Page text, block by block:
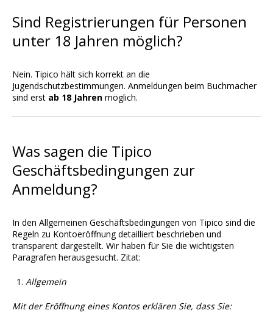
Sind Registrierungen für Personen
unter 18 Jahren möglich?
Nein. Tipico hält sich korrekt an die
Jugendschutzbestimmungen. Anmeldungen beim Buchmacher
sind erst ab 18 Jahren möglich.
Was sagen die Tipico
Geschäftsbedingungen zur
Anmeldung?
In den Allgemeinen Geschäftsbedingungen von Tipico sind die
Regeln zu Kontoeröffnung detailliert beschrieben und
transparent dargestellt. Wir haben für Sie die wichtigsten
Paragrafen herausgesucht. Zitat:
Allgemein
Mit der Eröffnung eines Kontos erklären Sie, dass Sie: